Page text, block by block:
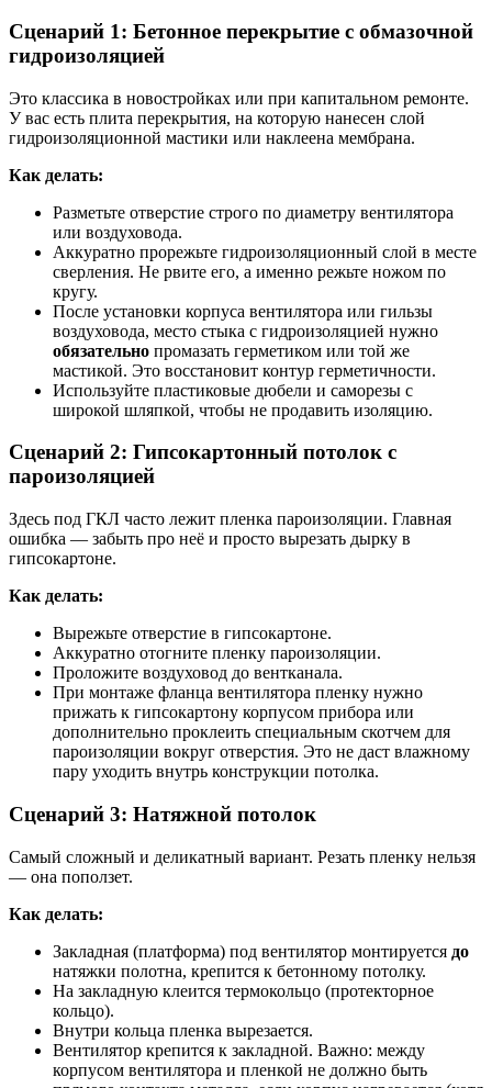
Сценарий 1: Бетонное перекрытие с обмазочной
гидроизоляцией
Это классика в новостройках или при капитальном ремонте.
У вас есть плита перекрытия, на которую нанесен слой
гидроизоляционной мастики или наклеена мембрана.
Как делать:
Разметьте отверстие строго по диаметру вентилятора
или воздуховода.
Аккуратно прорежьте гидроизоляционный слой в месте
сверления. Не рвите его, а именно режьте ножом по
кругу.
После установки корпуса вентилятора или гильзы
воздуховода, место стыка с гидроизоляцией нужно
обязательно промазать герметиком или той же
мастикой. Это восстановит контур герметичности.
Используйте пластиковые дюбели и саморезы с
широкой шляпкой, чтобы не продавить изоляцию.
Сценарий 2: Гипсокартонный потолок с
пароизоляцией
Здесь под ГКЛ часто лежит пленка пароизоляции. Главная
ошибка — забыть про неё и просто вырезать дырку в
гипсокартоне.
Как делать:
Вырежьте отверстие в гипсокартоне.
Аккуратно отогните пленку пароизоляции.
Проложите воздуховод до вентканала.
При монтаже фланца вентилятора пленку нужно
прижать к гипсокартону корпусом прибора или
дополнительно проклеить специальным скотчем для
пароизоляции вокруг отверстия. Это не даст влажному
пару уходить внутрь конструкции потолка.
Сценарий 3: Натяжной потолок
Самый сложный и деликатный вариант. Резать пленку нельзя
— она поползет.
Как делать:
Закладная (платформа) под вентилятор монтируется до
натяжки полотна, крепится к бетонному потолку.
На закладную клеится термокольцо (протекторное
кольцо).
Внутри кольца пленка вырезается.
Вентилятор крепится к закладной. Важно: между
корпусом вентилятора и пленкой не должно быть